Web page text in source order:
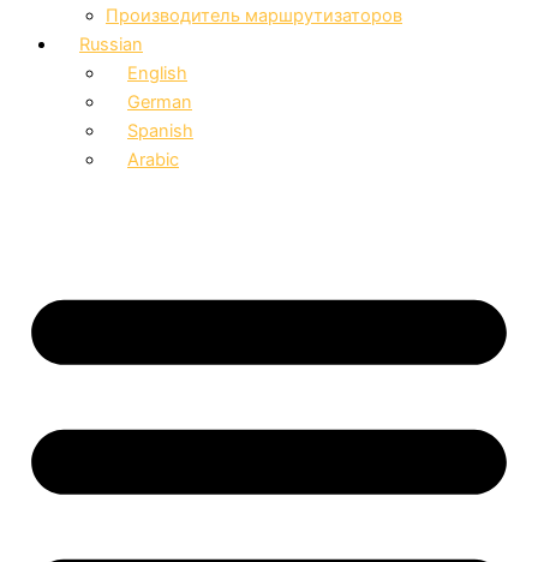
Производитель маршрутизаторов
Russian
English
German
Spanish
Arabic